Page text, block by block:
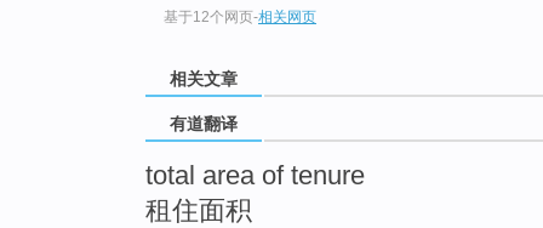
基于12个网页-相关网页
相关文章
有道翻译
total area of tenure
租住面积